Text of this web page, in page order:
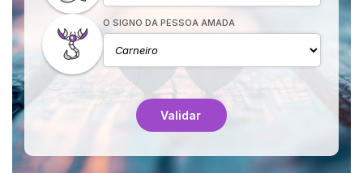
O SIGNO DA PESSOA AMADA
Validar